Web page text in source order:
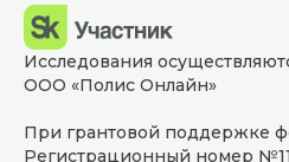
Исследования
ООО «Полис Онлайн»
При грантовой поддержке
Регистрационный номер